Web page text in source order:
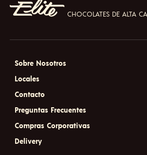
CHOCOLATES DE ALTA
Sobre Nosotros
Locales
Contacto
Preguntas Frecuentes
Compras Corporativas
Delivery